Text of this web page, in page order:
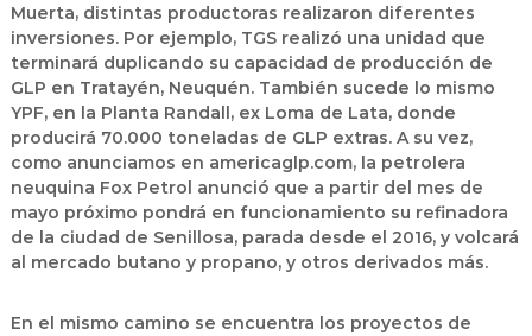
Muerta, distintas productoras realizaron diferentes
inversiones. Por ejemplo, TGS realizó una unidad que
terminará duplicando su capacidad de producción de
GLP en Tratayén, Neuquén. También sucede lo mismo
YPF, en la Planta Randall, ex Loma de Lata, donde
producirá 70.000 toneladas de GLP extras. A su vez,
como anunciamos en americaglp.com, la petrolera
neuquina Fox Petrol anunció que a partir del mes de
mayo próximo pondrá en funcionamiento su refinadora
de la ciudad de Senillosa, parada desde el 2016, y volcará
al mercado butano y propano, y otros derivados más.
En el mismo camino se encuentra los proyectos de